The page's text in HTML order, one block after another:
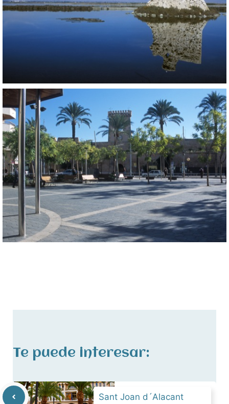
Te puede interesar:
Sant Joan d´Alacant